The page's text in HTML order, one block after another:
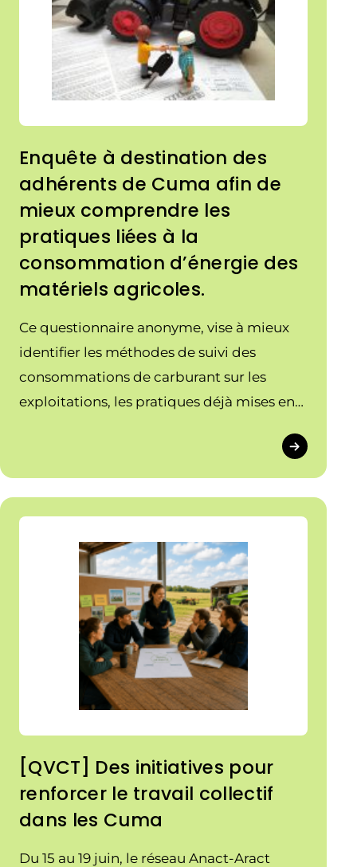
Enquête à destination des
adhérents de Cuma afin de
mieux comprendre les
pratiques liées à la
consommation d’énergie des
matériels agricoles.
Ce questionnaire anonyme, vise à mieux
identifier les méthodes de suivi des
consommations de carburant sur les
exploitations, les pratiques déjà mises en
engins et les besoins en outils, solutions ou
accompagnements pour réduire les
consommations et les coûts associés.
[QVCT] Des initiatives pour
renforcer le travail collectif
dans les Cuma
Du 15 au 19 juin, le réseau Anact-Aract